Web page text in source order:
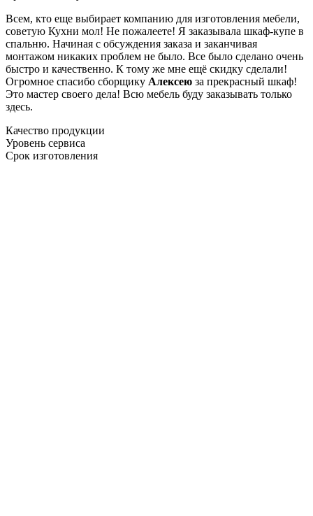
Всем, кто еще выбирает компанию для изготовления мебели,
советую Кухни мол! Не пожалеете! Я заказывала шкаф-купе в
спальню. Начиная с обсуждения заказа и заканчивая
монтажом никаких проблем не было. Все было сделано очень
быстро и качественно. К тому же мне ещё скидку сделали!
Огромное спасибо сборщику Алексею за прекрасный шкаф!
Это мастер своего дела! Всю мебель буду заказывать только
здесь.
Качество продукции
Уровень сервиса
Срок изготовления